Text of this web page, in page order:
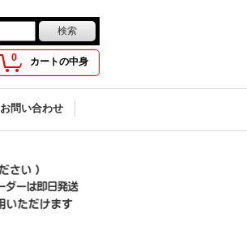
0 カートの中身
お問い合わせ